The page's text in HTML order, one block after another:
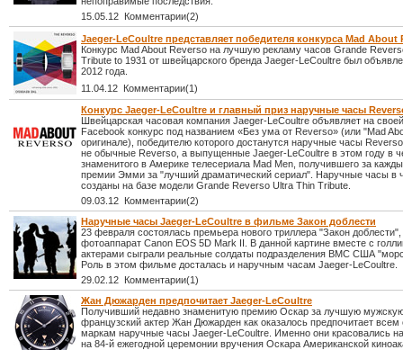
15.05.12 Комментарии(2)
Jaeger-LeCoultre представляет победителя конкурса Mad About
Конкурс Mad About Reverso на лучшую рекламу часов Grande
Tribute to 1931 от швейцарского бренда Jaeger-LeCoultre был
2012 года.
11.04.12 Комментарии(1)
Конкурс Jaeger-LeCoultre и главный приз наручные часы
Швейцарская часовая компания Jaeger-LeCoultre объявляет на
Facebook конкурс под названием «Без ума от Reverso» (или "Mad
оригинале), победителю которого достанутся наручные часы
не обычные Reverso, а выпущенные Jaeger-LeCoultre в этом году в
знаменитого в Америке телесериала Mad Men, получившего за
премии Эмми за "лучший драматический сериал". Наручные часы в
созданы на базе модели Grande Reverso Ultra Thin Tribute.
09.03.12 Комментарии(2)
Наручные часы Jaeger-LeCoultre в фильме Закон доблести
23 февраля состоялась премьера нового триллера "Закон доблести",
фотоаппарат Canon EOS 5D Mark II. В данной картине вместе с
актерами сыграли реальные солдаты подразделения ВМС США
Роль в этом фильме досталась и наручным часам Jaeger-LeCoultre.
29.02.12 Комментарии(1)
Жан Дюжарден предпочитает Jaeger-LeCoultre
Получивший недавно знаменитую премию Оскар за лучшую
французский актер Жан Дюжарден как оказалось предпочитает
маркам наручные часы Jaeger-LeCoultre. Именно они красовались на
на 84-й ежегодной церемонии вручения Оскара Американской